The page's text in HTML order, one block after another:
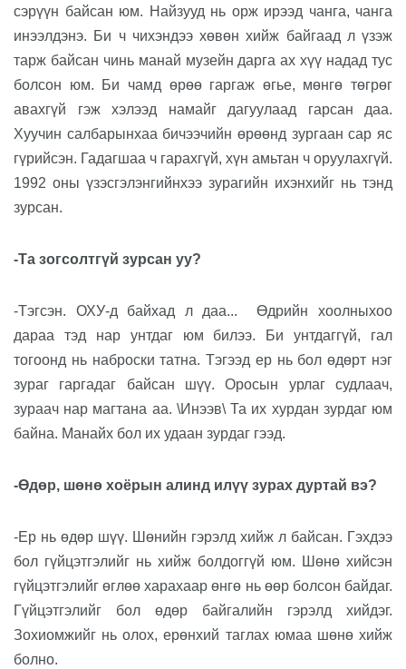
сэрүүн байсан юм. Найзууд нь орж ирээд чанга, чанга
инээлдэнэ. Би ч чихэндээ хөвөн хийж байгаад л үзэж
тарж байсан чинь манай музейн дарга ах хүү надад тус
болсон юм. Би чамд өрөө гаргаж өгье, мөнгө төгрөг
авахгүй гэж хэлээд намайг дагуулаад гарсан даа.
Хуучин салбарынхаа бичээчийн өрөөнд зургаан сар яс
гүрийсэн. Гадагшаа ч гарахгүй, хүн амьтан ч оруулахгүй.
1992 оны үзэсгэлэнгийнхээ зурагийн ихэнхийг нь тэнд
зурсан.
-Та зогсолтгүй зурсан уу?
-Тэгсэн. ОХУ-д байхад л даа...
Өдрийн хоолныхоо
дараа тэд нар унтдаг юм билээ. Би унтдаггүй, гал
тогоонд нь наброски татна. Тэгээд ер нь бол өдөрт нэг
зураг гаргадаг байсан шүү. Оросын урлаг судлаач,
зураач нар магтана аа. \Инээв\ Та их хурдан зурдаг юм
байна. Манайх бол их удаан зурдаг гээд.
-Өдөр, шөнө хоёрын алинд илүү зурах дуртай вэ?
-Ер нь өдөр шүү. Шөнийн гэрэлд хийж л байсан. Гэхдээ
бол гүйцэтгэлийг нь хийж болдоггүй юм. Шөнө хийсэн
гүйцэтгэлийг өглөө харахаар өнгө нь өөр болсон байдаг.
Гүйцэтгэлийг бол өдөр байгалийн гэрэлд хийдэг.
Зохиомжийг нь олох, ерөнхий таглах юмаа шөнө хийж
болно.